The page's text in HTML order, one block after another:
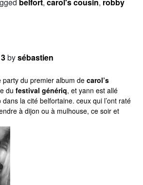
bysébastien
party du premier album de carol’s
du festival génériq, et yann est allé
la cité belfortaine. ceux qui l’ont raté
à dijon ou à mulhouse, ce soir et